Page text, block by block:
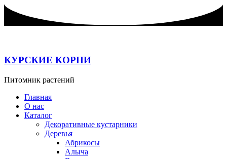
Перейти
содержимому
КУРСКИЕ КОРНИ
Питомник растений
Главная
О нас
Каталог
Декоративные кустарники
Деревья
Абрикосы
Алыча